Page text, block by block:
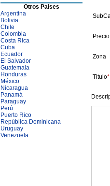
Otros Paises
Argentina
Bolivia
Chile
Colombia
Costa Rica
Cuba
Ecuador
El Salvador
Guatemala
Honduras
México
Nicaragua
Panamá
Paraguay
Perú
Puerto Rico
República Dominicana
Uruguay
Venezuela
Precio
Zona
Titulo*